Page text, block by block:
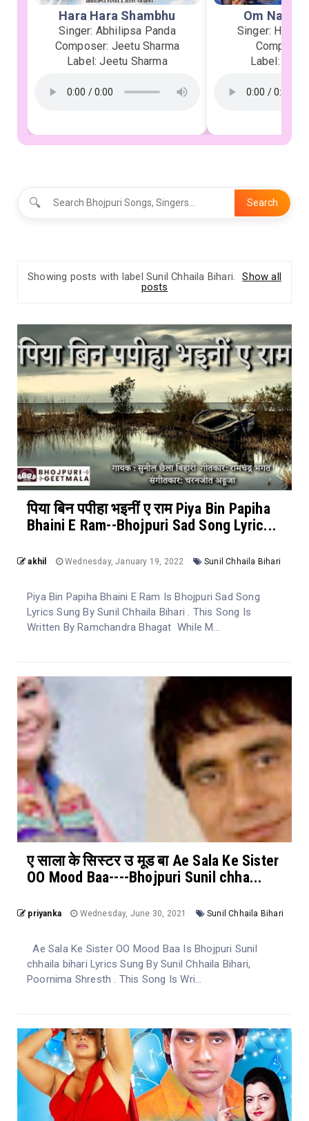
Hara Hara Shambhu
Singer: Abhilipsa Panda
Composer: Jeetu Sharma
Label: Jeetu Sharma
Om
Singer:
Label:
🔍 Search
Showing posts with labelSunil Chhaila Bihari.
Show all
posts
पिया बिन पपीहा भइनीं ए राम Piya Bin Papiha
Bhaini E Ram--Bhojpuri Sad Song Lyric...
akhil Wednesday, January 19, 2022 Sunil Chhaila Bihari
Piya Bin Papiha Bhaini E Ram Is Bhojpuri Sad Song
Lyrics Sung By Sunil Chhaila Bihari . This Song Is
Written By Ramchandra Bhagat While M...
ए साला के सिस्टर उ मूड बा Ae Sala Ke Sister
OO Mood Baa----Bhojpuri Sunil chha...
priyanka Wednesday, June 30, 2021 Sunil Chhaila Bihari
Ae Sala Ke Sister OO Mood Baa Is Bhojpuri Sunil
chhaila bihari Lyrics Sung By Sunil Chhaila Bihari,
Poornima Shresth . This Song Is Wri...